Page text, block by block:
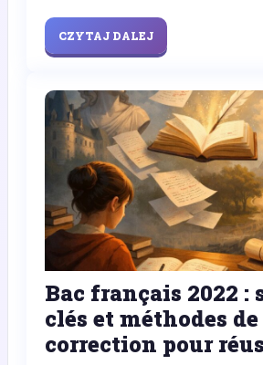
CZYTAJ DALEJ
Bac français 2022 :
clés et méthodes de
correction pour